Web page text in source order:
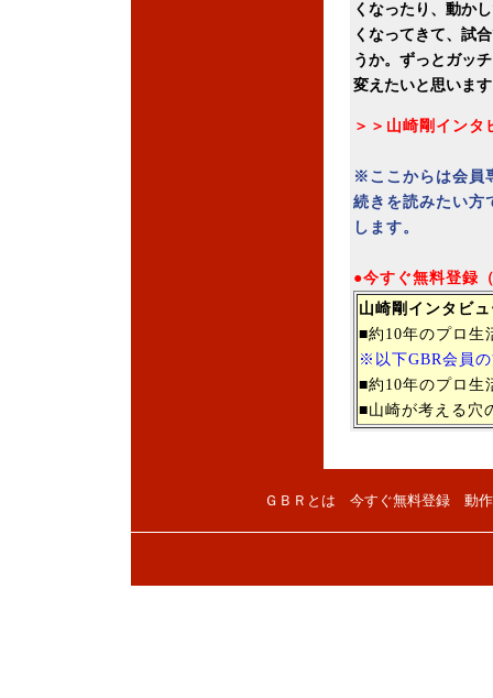
くなったり、動か
くなってきて、試
うか。ずっとガッ
変えたいと思います
＞＞山崎剛インタ
※ここからは会員
続きを読みたい方
します。
●今すぐ無料登録
山崎剛インタビ
■約10年のプロ生
※以下GBR会員
■約10年のプロ生
■山崎が考える穴
ＧＢＲとは 今すぐ無料登録 動